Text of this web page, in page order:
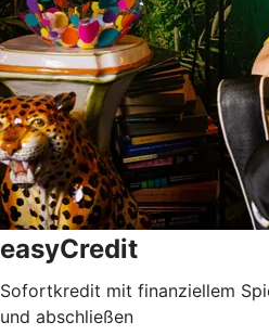
easyCredit
Sofortkredit mit finanziellem
und abschließen